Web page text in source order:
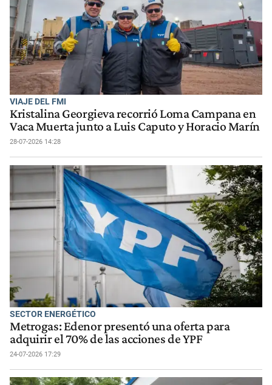
VIAJE DEL FMI
Kristalina Georgieva recorrió Loma Campana en
Vaca Muerta junto a Luis Caputo y Horacio Marín
28-07-2026 14:28
SECTOR ENERGÉTICO
Metrogas: Edenor presentó una oferta para
adquirir el 70% de las acciones de YPF
24-07-2026 17:29